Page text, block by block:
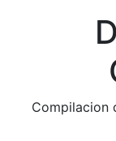
Compilacion